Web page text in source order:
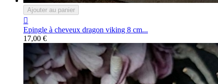
Ajouter au panier

Epingle à cheveux dragon viking 8 cm...
17,00 €